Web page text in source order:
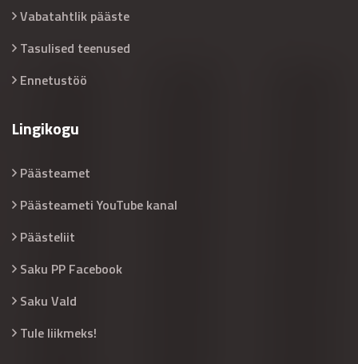
Vabatahtlik pääste
Tasulised teenused
Ennetustöö
Lingikogu
Päästeamet
Päästeameti YouTube kanal
Päästeliit
Saku PP Facebook
Saku Vald
Tule liikmeks!